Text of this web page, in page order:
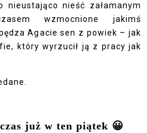
nieustająco nieść załamanym
wzmocnione jakimś
Agacie sen z powiek – jak
który wyrzucił ją z pracy jak
już w ten piątek 😀